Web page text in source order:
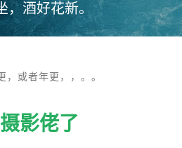
酒好花新。
或者年更，，。。
影佬了